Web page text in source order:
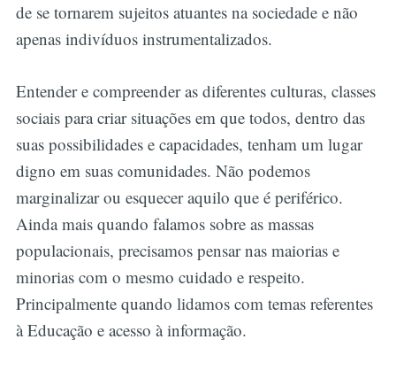
de se tornarem sujeitos atuantes na sociedade e não
apenas indivíduos instrumentalizados.
Entender e compreender as diferentes culturas, classes
sociais para criar situações em que todos, dentro das
suas possibilidades e capacidades, tenham um lugar
digno em suas comunidades. Não podemos
marginalizar ou esquecer aquilo que é periférico.
Ainda mais quando falamos sobre as massas
populacionais, precisamos pensar nas maiorias e
minorias com o mesmo cuidado e respeito.
Principalmente quando lidamos com temas referentes
à Educação e acesso à informação.